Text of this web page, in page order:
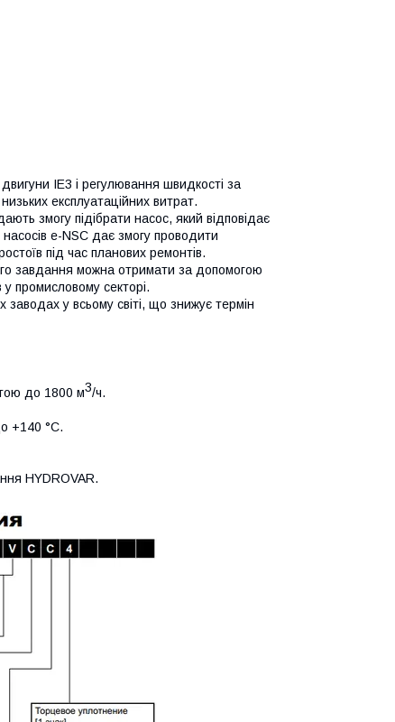
двигуни IE3 і регулювання швидкості за
експлуатаційних витрат.
змогу підібрати насос, який відповідає
e-NSC дає змогу проводити
під час планових ремонтів.
завдання можна отримати за допомогою
промисловому секторі.
заводах у всьому світі, що знижує термін
до 1800 м3/ч.
+140 °C.
HYDROVAR.